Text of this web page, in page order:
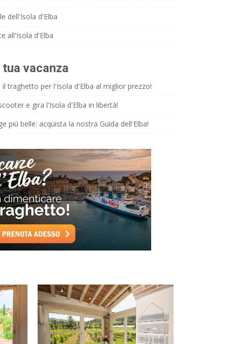
dell'Isola d'Elba
all'Isola d'Elba
vacanza
traghetto per l'Isola d'Elba al miglior prezzo!
e gira l'Isola d'Elba in libertà!
più belle: acquista la nostra Guida dell'Elba!